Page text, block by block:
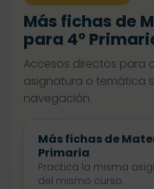
Más fichas de
para 4º
Accesos directos para
asignatura o temática
navegación.
Más fichas de
Primaria
Practica la misma
del mismo curso.